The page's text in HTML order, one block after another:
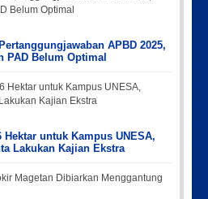
10_00-36-15-097
02_13-27-26-448
12-12.53.38
APBD 2025,
PAD Belum Optimal
Hektar untuk Kampus UNESA,
Lakukan Kajian Ekstra